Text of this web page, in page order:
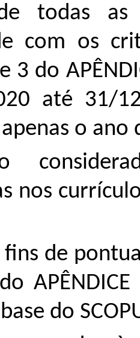
todas as
com os
3 do
até 31/
o ano
nos
fins de
do